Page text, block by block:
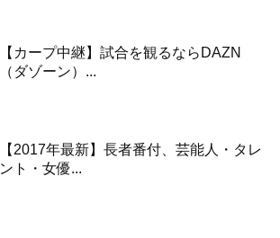
【カープ中継】試合を観るならDAZN
（ダゾーン）...
【2017年最新】長者番付、芸能人・タレ
ント・女優...